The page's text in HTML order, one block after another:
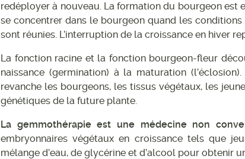
redéployer à nouveau. La formation du bourgeon
se concentrer dans le bourgeon quand les
sont réunies. L’interruption de la croissance en hiver
La fonction racine et la fonction bourgeon-fleur
naissance (germination) à la maturation
revanche les bourgeons, les tissus végétaux, les
génétiques de la future plante.
La gemmothérapie est une médecine non
embryonnaires végétaux en croissance tels que
mélange d’eau, de glycérine et d’alcool pour obtenir